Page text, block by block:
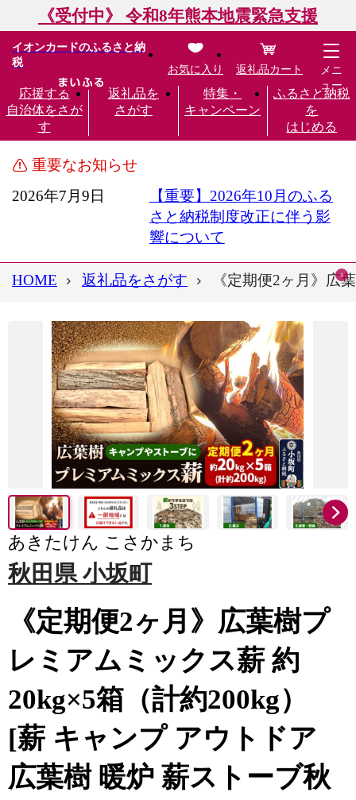
《受付中》 令和8年熊本地震緊急支援
イオンカードのふるさと納
税
応援する
自治体をさが
す
返礼品を
さがす
特集・
キャンペーン
ふるさと納税
を
はじめる
お気に入り 返礼品カート
メニ
ュー
重要なお知らせ
2026年7月9日
【重要】2026年10月のふる
さと納税制度改正に伴う影
響について
HOME 返礼品をさがす 《定期便2ヶ月》広
あきたけん こさかまち
秋田県 小坂町
《定期便2ヶ月》広葉樹プ
レミアムミックス薪 約
20kg×5箱（計約200kg）
[薪 キャンプ アウトドア
広葉樹 暖炉 薪ストーブ秋